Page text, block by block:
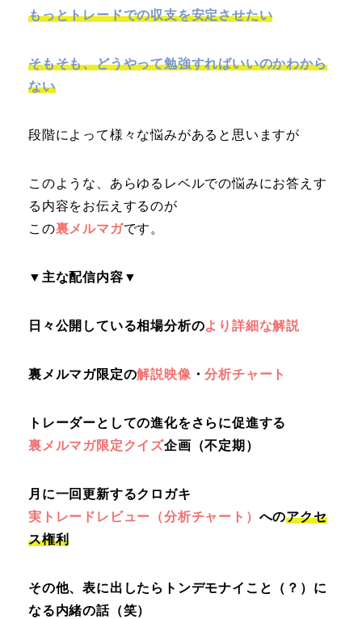
もっとトレードでの収支を安定させたい
そもそも、どうやって勉強すればいいのかわから
ない
段階によって様々な悩みがあると思いますが
このような、あらゆるレベルでの悩みにお答えす
る内容をお伝えするのが
この裏メルマガです。
▼主な配信内容▼
日々公開している相場分析のより詳細な解説
裏メルマガ限定の解説映像 ・分析チャート
トレーダーとしての進化をさらに促進する
裏メルマガ限定クイズ企画（不定期）
月に一回更新するクロガキ
実トレードレビュー（分析チャート） へのアクセ
ス権利
その他、表に出したらトンデモナイこと（？）に
なる内緒の話（笑）